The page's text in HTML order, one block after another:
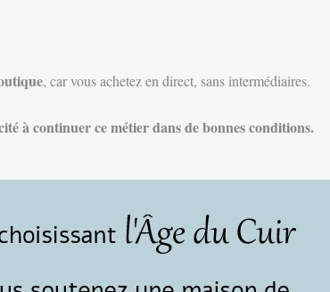
, car vous achetez en direct, sans intermédiaires.
à continuer ce métier dans de bonnes conditions.